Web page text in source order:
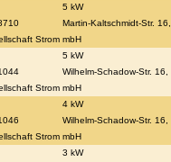
5 kW
Martin-Kaltschmidt-Str.
Strom mbH
5 kW
Wilhelm-Schadow-Str.
Strom mbH
4 kW
Wilhelm-Schadow-Str.
Strom mbH
3 kW